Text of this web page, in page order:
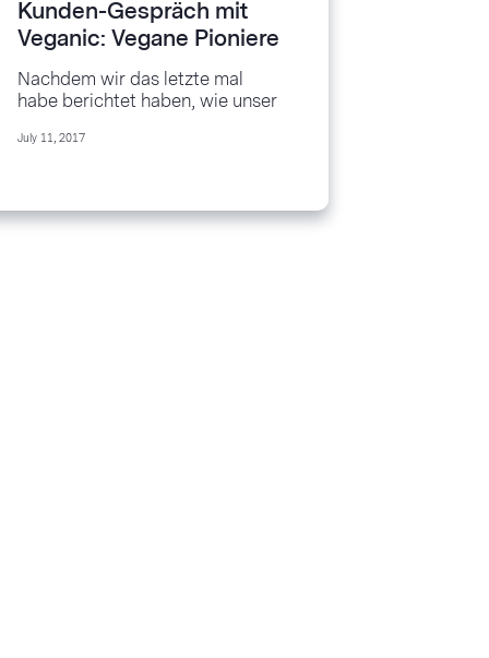
Kunden-Gespräch mit
Veganic: Vegane Pioniere
aus Berlin mit köstlichen
Videorezepten
Nachdem wir das letzte mal
habe berichtet haben, wie unser
Kleinbusunternehmen Omnicar,
wir heute...
July 11, 2017